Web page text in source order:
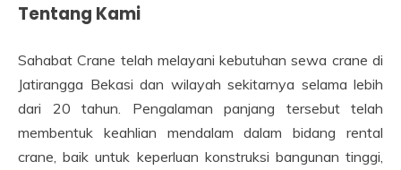
Tentang Kami
Sahabat Crane telah melayani kebutuhan sewa crane di
Jatirangga Bekasi dan wilayah sekitarnya selama lebih
dari 20 tahun. Pengalaman panjang tersebut telah
membentuk keahlian mendalam dalam bidang rental
crane, baik untuk keperluan konstruksi bangunan tinggi,